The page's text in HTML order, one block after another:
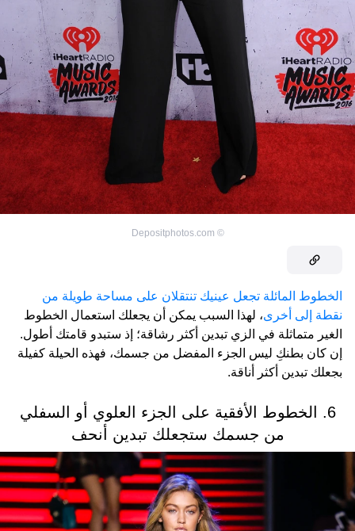
©
Depositphotos.com
الخطوط المائلة تجعل عينيك تنتقلان على مساحة طويلة من
نقطة إلى أخرى، لهذا السبب يمكن أن يجعلك استعمال الخطوط
الغير متماثلة في الزي تبدين أكثر رشاقة؛ إذ ستبدو قامتك أطول.
إن كان بطنكِ ليس الجزء المفضل من جسمك، فهذه الحيلة كفيلة
بجعلك تبدين أكثر أناقة.
6. الخطوط الأفقية على الجزء العلوي أو السفلي
من جسمك ستجعلك تبدين أنحف